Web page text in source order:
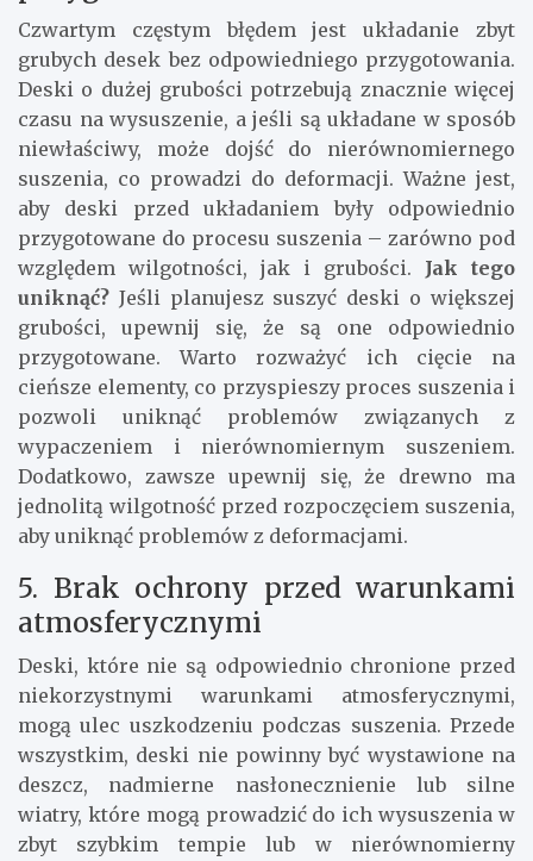
Czwartym częstym błędem jest układanie zbyt
grubych desek bez odpowiedniego przygotowania.
Deski o dużej grubości potrzebują znacznie więcej
czasu na wysuszenie, a jeśli są układane w sposób
niewłaściwy, może dojść do nierównomiernego
suszenia, co prowadzi do deformacji. Ważne jest,
aby deski przed układaniem były odpowiednio
przygotowane do procesu suszenia – zarówno pod
względem wilgotności, jak i grubości. Jak tego
uniknąć? Jeśli planujesz suszyć deski o większej
grubości, upewnij się, że są one odpowiednio
przygotowane. Warto rozważyć ich cięcie na
cieńsze elementy, co przyspieszy proces suszenia i
pozwoli uniknąć problemów związanych z
wypaczeniem i nierównomiernym suszeniem.
Dodatkowo, zawsze upewnij się, że drewno ma
jednolitą wilgotność przed rozpoczęciem suszenia,
aby uniknąć problemów z deformacjami.
5. Brak ochrony przed warunkami
atmosferycznymi
Deski, które nie są odpowiednio chronione przed
niekorzystnymi warunkami atmosferycznymi,
mogą ulec uszkodzeniu podczas suszenia. Przede
wszystkim, deski nie powinny być wystawione na
deszcz, nadmierne nasłonecznienie lub silne
wiatry, które mogą prowadzić do ich wysuszenia w
zbyt szybkim tempie lub w nierównomierny